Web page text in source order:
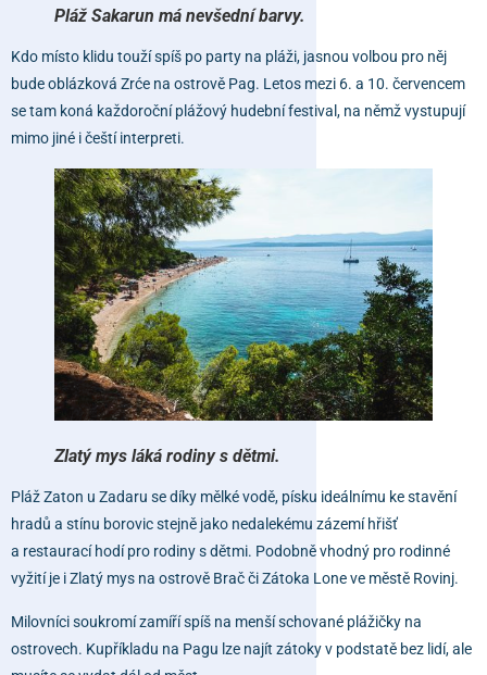
Pláž Sakarun má nevšední barvy.
Kdo místo klidu touží spíš po party na pláži, jasnou volbou pro něj
bude oblázková Zrće na ostrově Pag. Letos mezi 6. a 10. červencem
se tam koná každoroční plážový hudební festival, na němž vystupují
mimo jiné i čeští interpreti.
Zlatý mys láká rodiny s dětmi.
PlážZaton u Zadaru se díky mělké vodě, písku ideálnímu ke stavění
hradů a stínu borovic stejně jako nedalekému zázemí hřišť
a restaurací hodí pro rodiny s dětmi. Podobně vhodný pro rodinné
vyžití je i Zlatý mys na ostrově Brač či Zátoka Lone ve městě Rovinj.
Milovníci soukromí zamíří spíš na menší schované plážičky na
ostrovech. Kupříkladu na Pagu lze najít zátoky v podstatě bez lidí, ale